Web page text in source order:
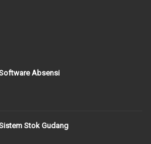
Absensi
Stok Gudang